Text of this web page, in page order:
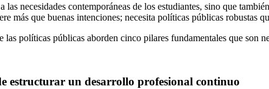
necesidades contemporáneas de los estudiantes, sino que
más que buenas intenciones; necesita políticas públicas robustas
políticas públicas aborden cinco pilares fundamentales que son
estructurar un desarrollo profesional continuo